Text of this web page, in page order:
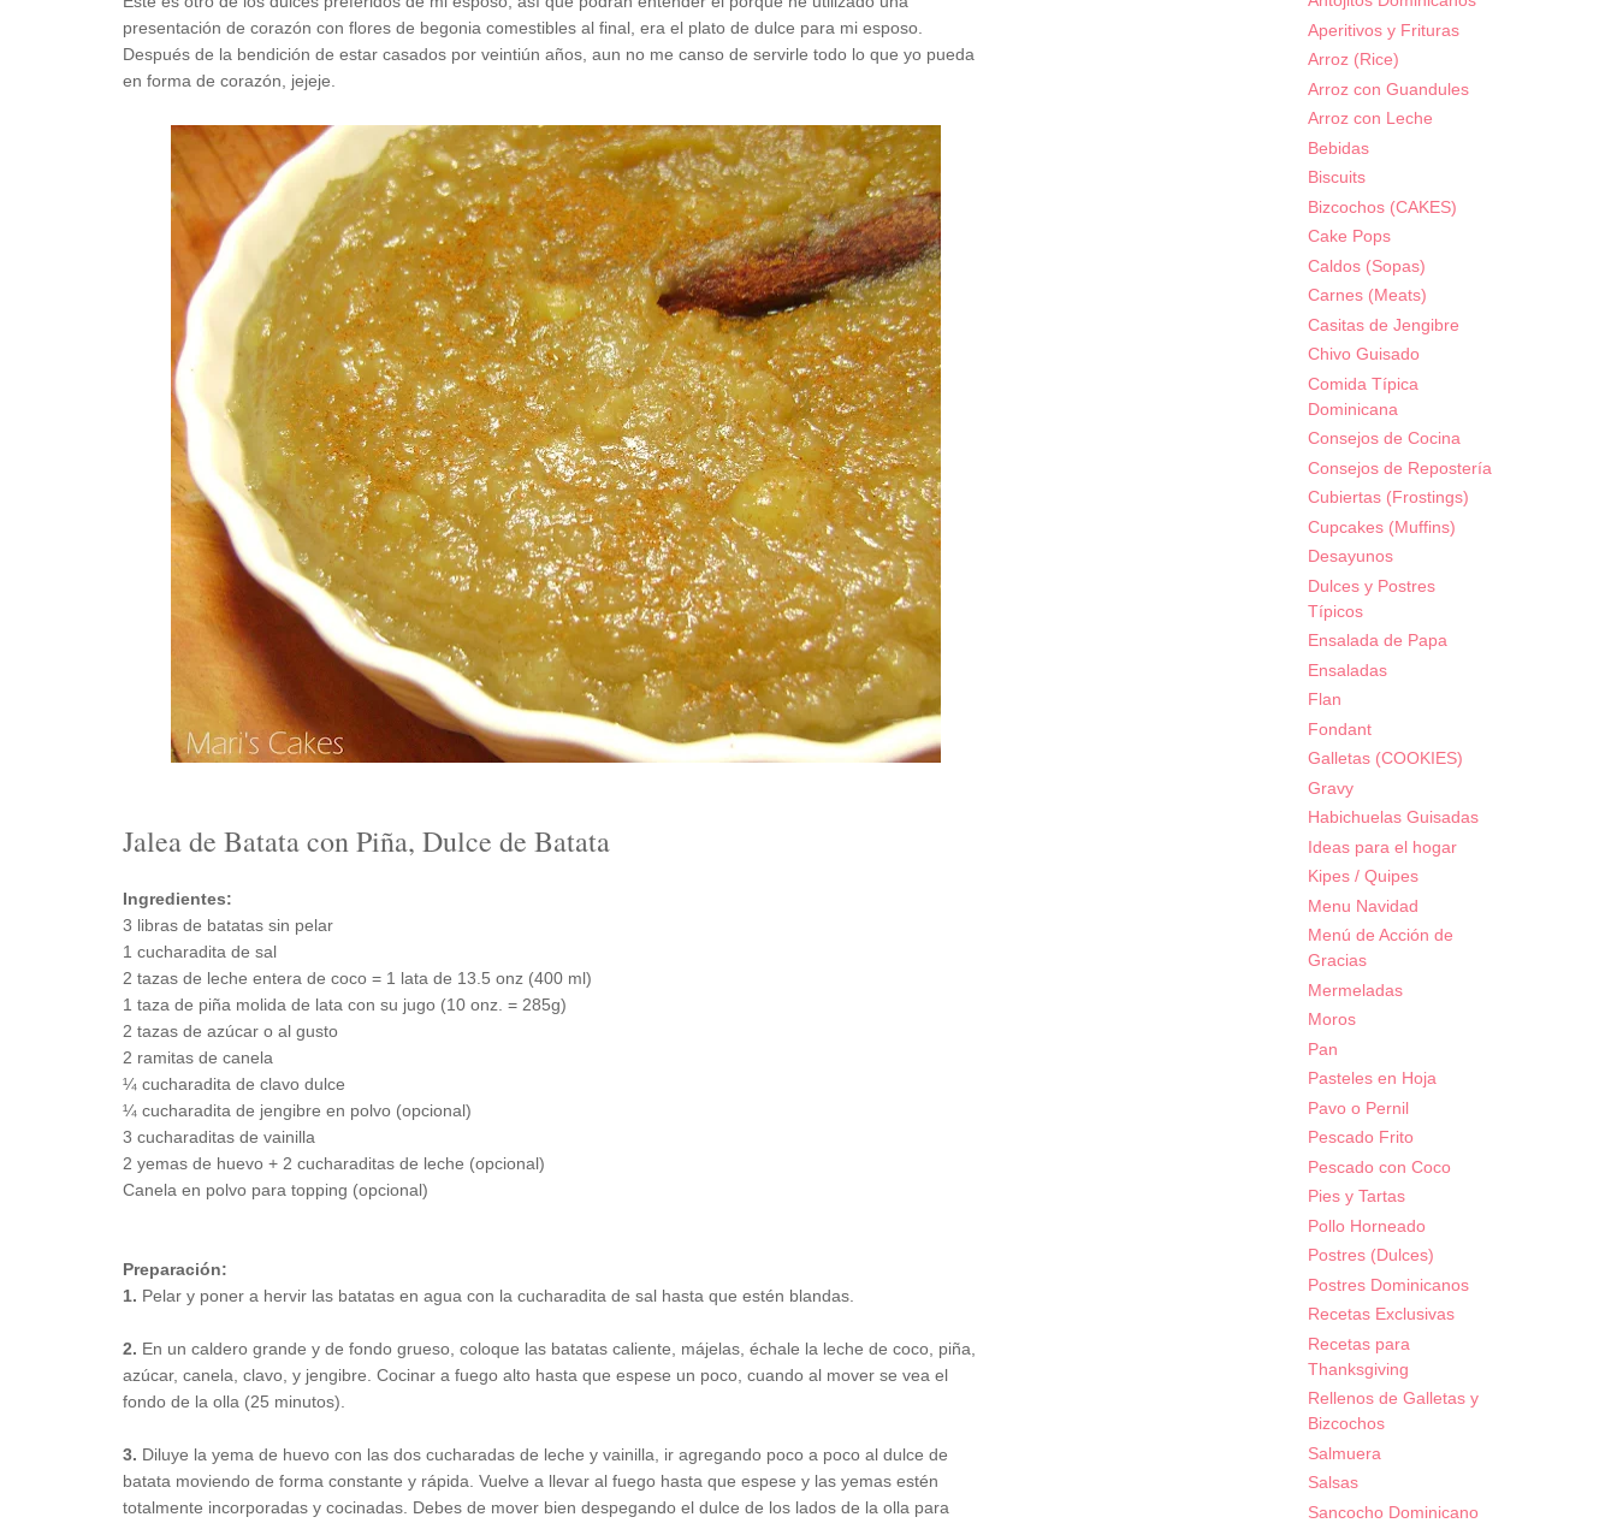
Aperitivos y Frituras
Arroz (Rice)
Arroz con Guandules
Arroz con Leche
Bebidas
Biscuits
Bizcochos (CAKES)
Cake Pops
Caldos (Sopas)
Carnes (Meats)
Casitas de Jengibre
Chivo Guisado
Comida Típica
Dominicana
Consejos de Cocina
Consejos de Repostería
Cubiertas (Frostings)
Cupcakes (Muffins)
Desayunos
Dulces y Postres
Típicos
Ensalada de Papa
Ensaladas
Flan
Fondant
Galletas (COOKIES)
Gravy
Habichuelas Guisadas
Ideas para el hogar
Kipes / Quipes
Menu Navidad
Menú de Acción de
Gracias
Mermeladas
Moros
Pan
Pasteles en Hoja
Pavo o Pernil
Pescado Frito
Pescado con Coco
Pies y Tartas
Pollo Horneado
Postres (Dulces)
Postres Dominicanos
Recetas Exclusivas
Recetas para
Thanksgiving
Rellenos de Galletas y
Bizcochos
Salmuera
Salsas
Sancocho Dominicano
presentación de corazón con flores de begonia comestibles al final, era el plato de dulce para mi esposo.
Después de la bendición de estar casados por veintiún años, aun no me canso de servirle todo lo que yo pueda
en forma de corazón, jejeje.
Jalea de Batata con Piña, Dulce de Batata
Ingredientes:
3 libras de batatas sin pelar
1 cucharadita de sal
2 tazas de leche entera de coco = 1 lata de 13.5 onz (400 ml)
1 taza de piña molida de lata con su jugo (10 onz. = 285g)
2 tazas de azúcar o al gusto
2 ramitas de canela
¼ cucharadita de clavo dulce
¼ cucharadita de jengibre en polvo (opcional)
3 cucharaditas de vainilla
2 yemas de huevo + 2 cucharaditas de leche (opcional)
Canela en polvo para topping (opcional)
Preparación:
1. Pelar y poner a hervir las batatas en agua con la cucharadita de sal hasta que estén blandas.
2. En un caldero grande y de fondo grueso, coloque las batatas caliente, májelas, échale la leche de coco, piña,
azúcar, canela, clavo, y jengibre. Cocinar a fuego alto hasta que espese un poco, cuando al mover se vea el
fondo de la olla (25 minutos).
3. Diluye la yema de huevo con las dos cucharadas de leche y vainilla, ir agregando poco a poco al dulce de
batata moviendo de forma constante y rápida. Vuelve a llevar al fuego hasta que espese y las yemas estén
totalmente incorporadas y cocinadas. Debes de mover bien despegando el dulce de los lados de la olla para